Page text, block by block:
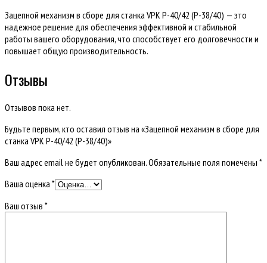
Зацепной механизм в сборе для станка VPK Р-40/42 (Р-38/40) — это
надежное решение для обеспечения эффективной и стабильной
работы вашего оборудования, что способствует его долговечности и
повышает общую производительность.
Отзывы
Отзывов пока нет.
Будьте первым, кто оставил отзыв на «Зацепной механизм в сборе для
станка VPK Р-40/42 (Р-38/40)»
Ваш адрес email не будет опубликован.Обязательные поля помечены *
Ваша оценка *
Ваш отзыв *